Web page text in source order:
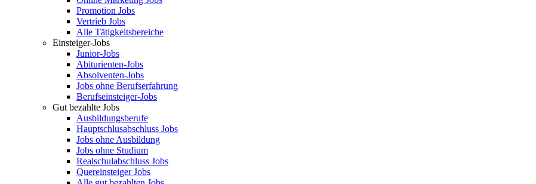
Promotion Jobs
Vertrieb Jobs
Alle Tätigkeitsbereiche
Einsteiger-Jobs
Junior-Jobs
Abiturienten-Jobs
Absolventen-Jobs
Jobs ohne Berufserfahrung
Berufseinsteiger-Jobs
Gut bezahlte Jobs
Ausbildungsberufe
Hauptschlusabschluss Jobs
Jobs ohne Ausbildung
Jobs ohne Studium
Realschulabschluss Jobs
Quereinsteiger Jobs